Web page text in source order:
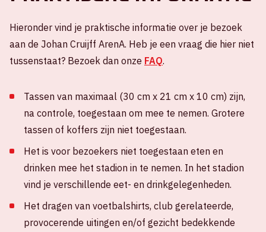
Hieronder vind je praktische informatie over je bezoek
aan de Johan Cruijff ArenA. Heb je een vraag die hier niet
tussenstaat? Bezoek dan onze FAQ.
Tassen van maximaal (30 cm x 21 cm x 10 cm) zijn,
na controle, toegestaan om mee te nemen. Grotere
tassen of koffers zijn niet toegestaan.
Het is voor bezoekers niet toegestaan eten en
drinken mee het stadion in te nemen. In het stadion
vind je verschillende eet- en drinkgelegenheden.
Het dragen van voetbalshirts, club gerelateerde,
provocerende uitingen en/of gezicht bedekkende